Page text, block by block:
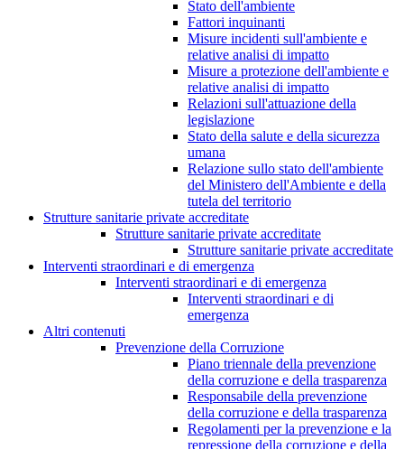
Stato dell'ambiente
Fattori inquinanti
Misure incidenti sull'ambiente e
relative analisi di impatto
Misure a protezione dell'ambiente e
relative analisi di impatto
Relazioni sull'attuazione della
legislazione
Stato della salute e della sicurezza
umana
Relazione sullo stato dell'ambiente
del Ministero dell'Ambiente e della
tutela del territorio
Strutture sanitarie private accreditate
Strutture sanitarie private accreditate
Strutture sanitarie private accreditate
Interventi straordinari e di emergenza
Interventi straordinari e di emergenza
Interventi straordinari e di
emergenza
Altri contenuti
Prevenzione della Corruzione
Piano triennale della prevenzione
della corruzione e della trasparenza
Responsabile della prevenzione
della corruzione e della trasparenza
Regolamenti per la prevenzione e la
repressione della corruzione e della